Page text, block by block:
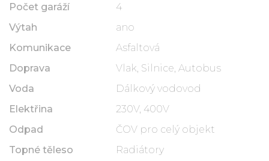
Počet garáží
4
Výtah
ano
Komunikace
Asfaltová
Doprava
Vlak, Silnice, Autobus
Voda
Dálkový vodovod
Elektřina
230V, 400V
Odpad
ČOV pro celý objekt
Topné těleso
Radiátory